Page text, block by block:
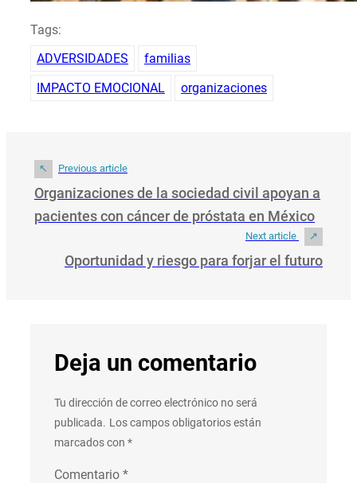
Tags:
ADVERSIDADES
familias
IMPACTO EMOCIONAL
organizaciones
Previous article
Organizaciones de la sociedad civil apoyan a
pacientes con cáncer de próstata en México
Next article
Oportunidad y riesgo para forjar el futuro
Deja un comentario
Tu dirección de correo electrónico no será
publicada. Los campos obligatorios están
marcados con *
Comentario *